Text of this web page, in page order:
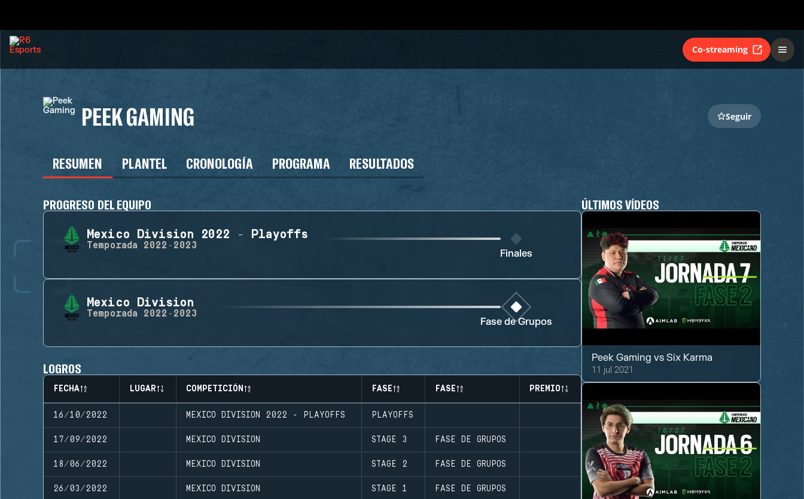
Co-streaming
PEEK GAMING Seguir
RESUMEN PLANTEL CRONOLOGÍA PROGRAMA RESULTADOS
PROGRESO DEL EQUIPO
Mexico Division 2022 - Playoffs
Temporada 2022-2023
Finales
Mexico Division
Temporada 2022-2023
Fase de Grupos
LOGROS
FECHA LUGAR COMPETICIÓN FASE FASE PREMIO
16/10/2022 MEXICO DIVISION 2022 - PLAYOFFS PLAYOFFS
17/09/2022 MEXICO DIVISION STAGE 3 FASE DE GRUPOS
18/06/2022 MEXICO DIVISION STAGE 2 FASE DE GRUPOS
26/03/2022 MEXICO DIVISION STAGE 1 FASE DE GRUPOS
ÚLTIMOS VÍDEOS
Peek Gaming vsSix Karma
11 jul 2021